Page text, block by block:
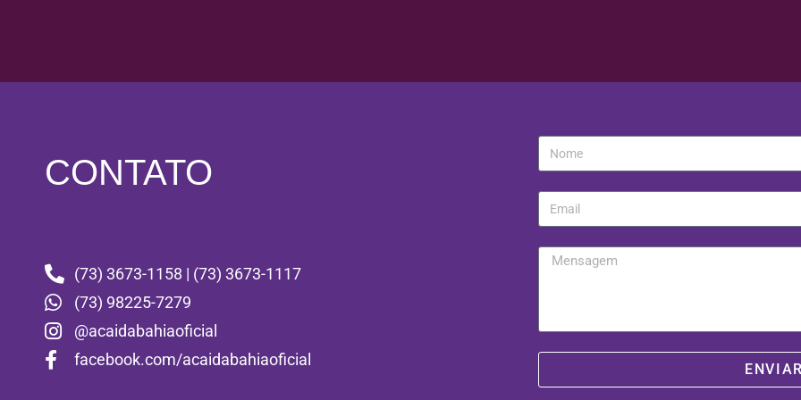
CONTATO
(73) 3673-1158 | (73) 3673-1117
(73) 98225-7279
@acaidabahiaoficial
facebook.com/acaidabahiaoficial